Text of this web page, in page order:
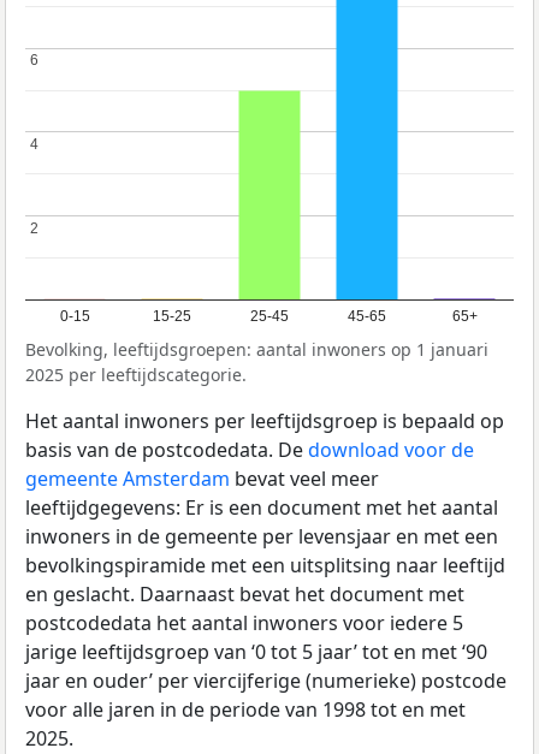
0-15 15-25 25-45 45-65 65+
2
2
4
4
6
6
Bevolking, leeftijdsgroepen: aantal inwoners op 1 januari
2025 per leeftijdscategorie.
Het aantal inwoners per leeftijdsgroep is bepaald op
basis van de postcodedata. Dedownload voor de
gemeente Amsterdam bevat veel meer
leeftijdgegevens: Er is een document met het aantal
inwoners in de gemeente per levensjaar en met een
bevolkingspiramide met een uitsplitsing naar leeftijd
en geslacht. Daarnaast bevat het document met
postcodedata het aantal inwoners voor iedere 5
jarige leeftijdsgroep van ‘0 tot 5 jaar’ tot en met ‘90
jaar en ouder’ per viercijferige (numerieke) postcode
voor alle jaren in de periode van 1998 tot en met
2025.